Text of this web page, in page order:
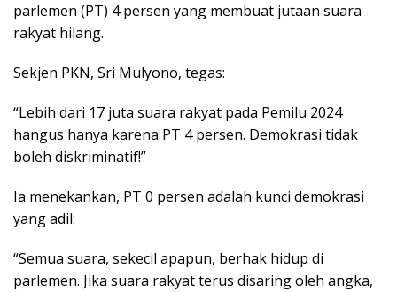
parlemen (PT) 4 persen yang membuat jutaan suara
rakyat hilang.
Sekjen PKN, Sri Mulyono, tegas:
“Lebih dari 17 juta suara rakyat pada Pemilu 2024
hangus hanya karena PT 4 persen. Demokrasi tidak
boleh diskriminatif!”
Ia menekankan, PT 0 persen adalah kunci demokrasi
yang adil:
“Semua suara, sekecil apapun, berhak hidup di
parlemen. Jika suara rakyat terus disaring oleh angka,